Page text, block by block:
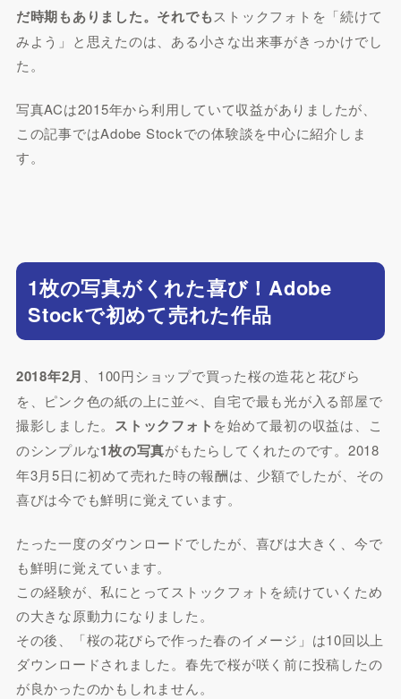
だ時期もありました。それでもストックフォトを「続けて
みよう」と思えたのは、ある小さな出来事がきっかけでし
た。
写真ACは2015年から利用していて収益がありましたが、
この記事ではAdobe Stockでの体験談を中心に紹介しま
す。
1枚の写真がくれた喜び！Adobe
Stockで初めて売れた作品
2018年2月
、100円ショップで買った桜の造花と花びら
を、ピンク色の紙の上に並べ、自宅で最も光が入る部屋で
撮影しました。 ストックフォト を始めて最初の収益は、こ
のシンプルな1枚の写真がもたらしてくれたのです。2018
年3月5日に初めて売れた時の報酬は、少額でしたが、その
喜びは今でも鮮明に覚えています。
たった一度のダウンロードでしたが、喜びは大きく、今で
も鮮明に覚えています。
この経験が、私にとってストックフォトを続けていくため
の大きな原動力になりました。
その後、「桜の花びらで作った春のイメージ」は10回以上
ダウンロードされました。春先で桜が咲く前に投稿したの
が良かったのかもしれません。